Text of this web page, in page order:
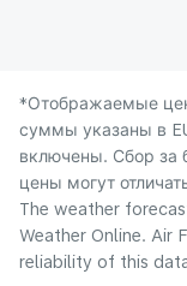
*Отображаемые
суммы указаны в
включены. Сбор за
цены могут
The weather
Weather Online. Air
reliability of this